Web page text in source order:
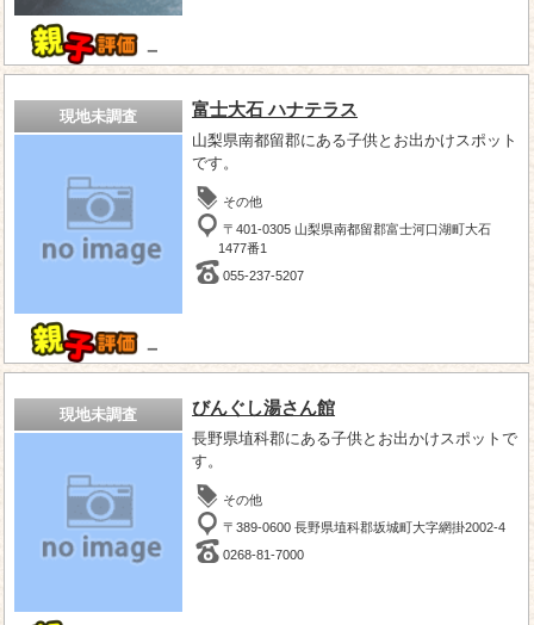
－
現地未調査
－
富士大石 ハナテラス
山梨県南都留郡にある子供とお出かけスポット
です。
その他
〒401-0305 山梨県南都留郡富士河口湖町大石
1477番1
055-237-5207
現地未調査 びんぐし湯さん館
長野県埴科郡にある子供とお出かけスポットで
す。
その他
〒389-0600 長野県埴科郡坂城町大字網掛2002-4
0268-81-7000